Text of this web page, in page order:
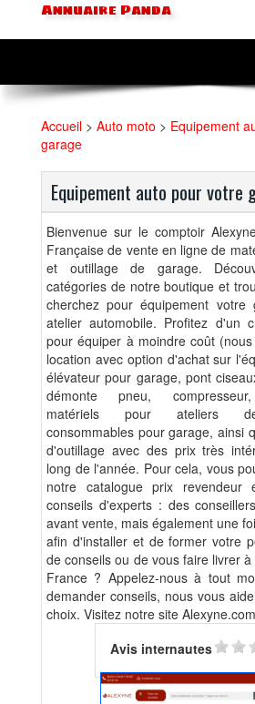
Annuaire Panda
Accueil > Auto moto > Equipement
garage
Equipement auto pour votre
Bienvenue sur le comptoir
Française de vente en ligne de
et outillage de garage.
catégories de notre boutique et
cherchez pour équipement votre
atelier automobile. Profitez d'un
pour équiper à moindre coût
location avec option d'achat sur
élévateur pour garage, pont
démonte pneu,
matériels pour ateliers
consommables pour garage, ainsi
d'outillage avec des prix très
long de l'année. Pour cela, vous
notre catalogue prix revendeur
conseils d'experts : des
avant vente, mais également une
afin d'installer et de former votre
de conseils ou de vous faire livrer
France ? Appelez-nous à tout
demander conseils, nous vous
choix. Visitez notre site Alexyne.com
Avis internautes